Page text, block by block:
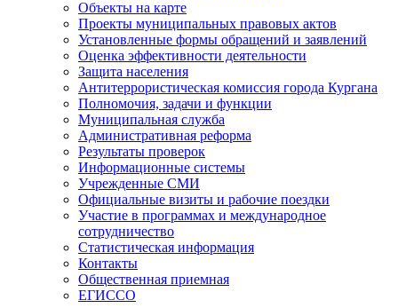
Объекты на карте
Проекты муниципальных правовых актов
Установленные формы обращений и заявлений
Оценка эффективности деятельности
Защита населения
Антитеррористическая комиссия города Кургана
Полномочия, задачи и функции
Муниципальная служба
Административная реформа
Результаты проверок
Информационные системы
Учрежденные СМИ
Официальные визиты и рабочие поездки
Участие в программах и международное
сотрудничество
Статистическая информация
Контакты
Общественная приемная
ЕГИССО